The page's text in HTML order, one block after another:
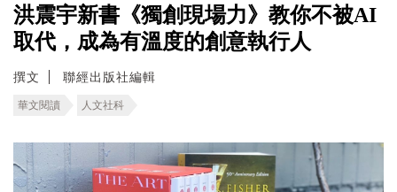
洪震宇新書《獨創現場力》教你不被AI
取代，成為有溫度的創意執行人
撰文 聯經出版社編輯
華文閱讀 人文社科